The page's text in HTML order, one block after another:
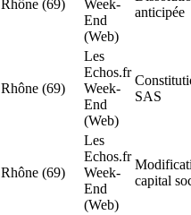
Rhône (69)
Week-
End
(Web)
anticipée
Rhône (69)
Les
Echos.fr
Week-
End
(Web)
SAS
Rhône (69)
Les
Echos.fr
Week-
End
(Web)
capital